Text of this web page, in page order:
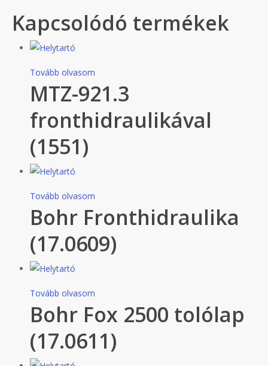
Kapcsolódó termékek
Tovább olvasom
MTZ-921.3
fronthidraulikával
(1551)
Tovább olvasom
Bohr Fronthidraulika
(17.0609)
Tovább olvasom
Bohr Fox 2500 tolólap
(17.0611)